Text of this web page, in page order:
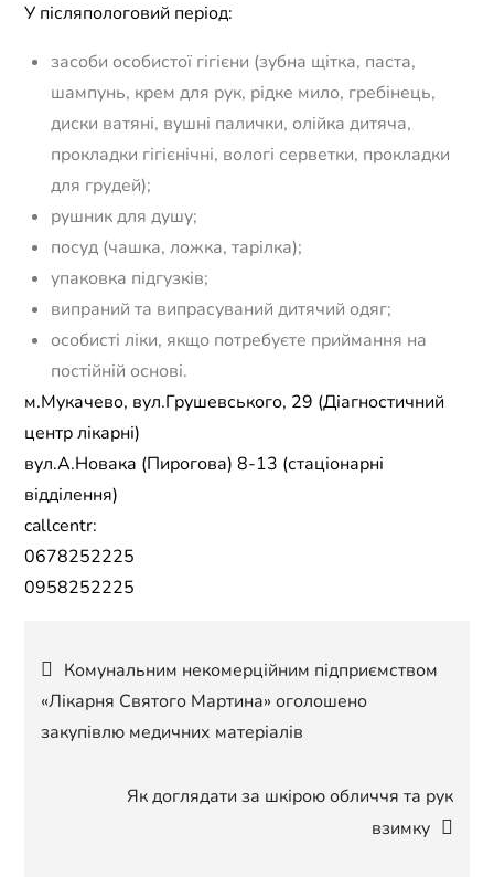
У післяпологовий період:
засоби особистої гігієни (зубна щітка, паста,
шампунь, крем для рук, рідке мило, гребінець,
диски ватяні, вушні палички, олійка дитяча,
прокладки гігієнічні, вологі серветки, прокладки
для грудей);
рушник для душу;
посуд (чашка, ложка, тарілка);
упаковка підгузків;
випраний та випрасуваний дитячий одяг;
особисті ліки, якщо потребуєте приймання на
постійній основі.
м.Мукачево, вул.Грушевського, 29 (Діагностичний
центр лікарні)
вул.А.Новака (Пирогова) 8-13 (стаціонарні
відділення)
callcentr:
0678252225
0958252225
Навігація
записів
Комунальним некомерційним підприємством
«Лікарня Святого Мартина» оголошено
закупівлю медичних матеріалів
Як доглядати за шкірою обличчя та рук
взимку